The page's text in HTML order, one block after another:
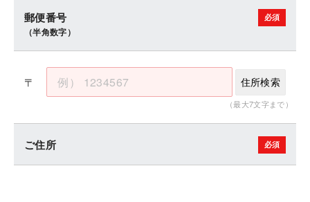
郵便番号
（半角数字）
〒
（最大7文字まで）
住所検索
ご住所